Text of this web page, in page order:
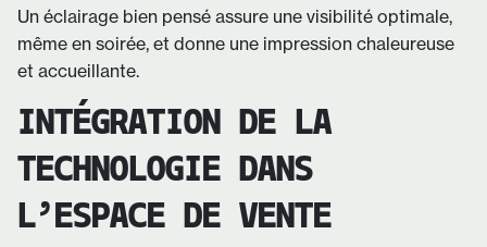
Un éclairage bien pensé assure une visibilité optimale,
même en soirée, et donne une impression chaleureuse
et accueillante.
INTÉGRATION DE LA
TECHNOLOGIE DANS
L’ESPACE DE VENTE